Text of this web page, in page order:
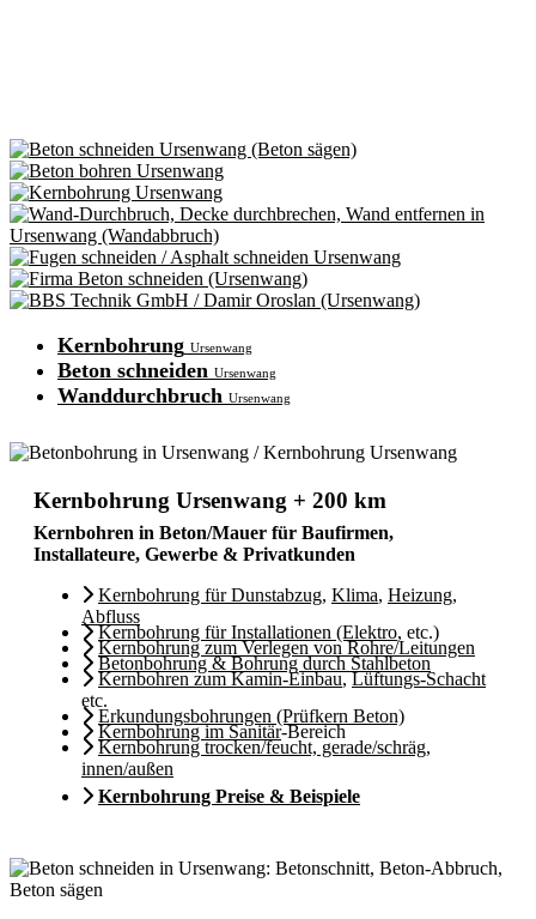
Kernbohrung Ursenwang
Beton schneiden Ursenwang
Wanddurchbruch Ursenwang
Kernbohrung Ursenwang + 200 km
Kernbohren in Beton/Mauer für Baufirmen,
Installateure, Gewerbe & Privatkunden
Kernbohrung für Dunstabzug, Klima, Heizung,
Abfluss
Kernbohrung für Installationen (Elektro, etc.)
Kernbohrung zum Verlegen von Rohre/Leitungen
Betonbohrung & Bohrung durch Stahlbeton
Kernbohren zum Kamin-Einbau,Lüftungs-Schacht
etc.
Erkundungsbohrungen (Prüfkern Beton)
Kernbohrung im Sanitär-Bereich
Kernbohrung trocken/feucht, gerade/schräg,
innen/außen
Kernbohrung Preise & Beispiele